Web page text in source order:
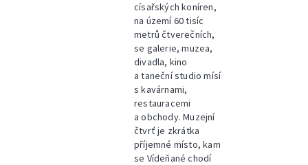
císařských koníren,
na území 60 tisíc
metrů čtverečních,
se galerie, muzea,
divadla, kino
a taneční studio mísí
s kavárnami,
restauracemi
a obchody. Muzejní
čtvrť je zkrátka
příjemné místo, kam
se Vídeňané chodí